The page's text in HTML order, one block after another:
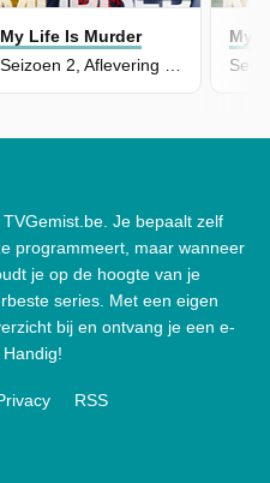
My Life Is Murder
My
Je bepaalt zelf
programmeert, maar wanneer
je op de hoogte van je
series. Met een eigen
bij en ontvang je een e-
RSS